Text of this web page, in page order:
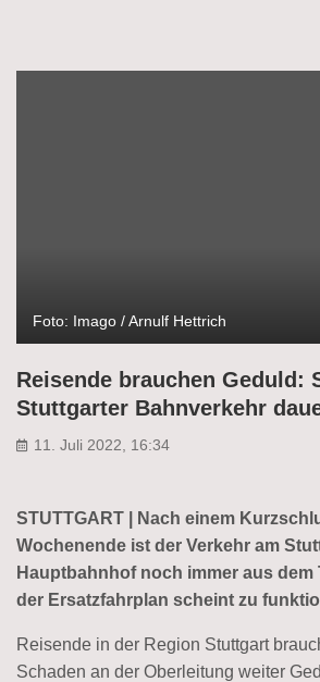
Foto: Imago / Arnulf Hettrich
Reisende brauchen Geduld:
Stuttgarter Bahnverkehr
11. Juli 2022, 16:34
STUTTGART | Nach einem
Wochenende ist der Verkehr am
Hauptbahnhof noch immer aus dem
der Ersatzfahrplan scheint zu
Reisende in der Region Stuttgart
Schaden an der Oberleitung weiter